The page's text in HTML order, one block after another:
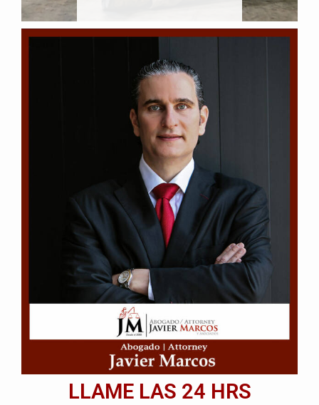
LLAME LAS 24 HRS